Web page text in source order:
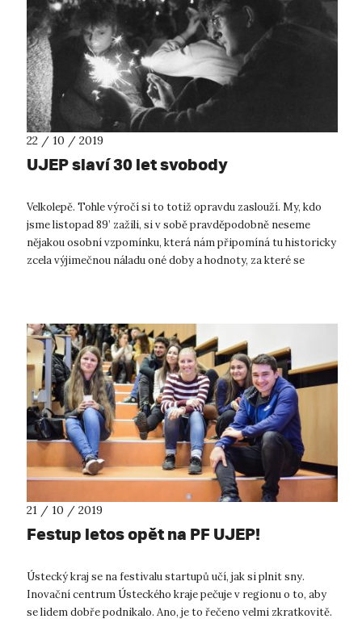
22 / 10 / 2019
UJEP slaví 30 let svobody
Velkolepě. Tohle výročí si to totiž opravdu zaslouží. My, kdo
jsme listopad 89’ zažili, si v sobě pravděpodobně neseme
nějakou osobní vzpomínku, která nám připomíná tu historicky
zcela výjimečnou náladu oné doby a hodnoty, za které se
21 / 10 / 2019
Festup letos opět na PF UJEP!
Ústecký kraj se na festivalu startupů učí, jak si plnit sny.
Inovační centrum Ústeckého kraje pečuje v regionu o to, aby
se lidem dobře podnikalo. Ano, je to řečeno velmi zkratkovitě.